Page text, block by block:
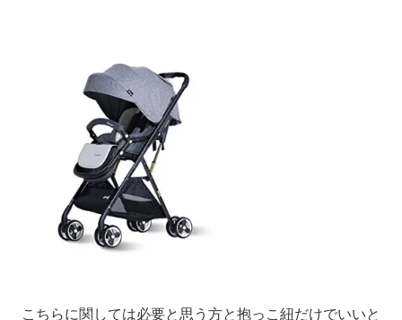
こちらに関しては必要と思う方と抱っこ紐だけでいいと